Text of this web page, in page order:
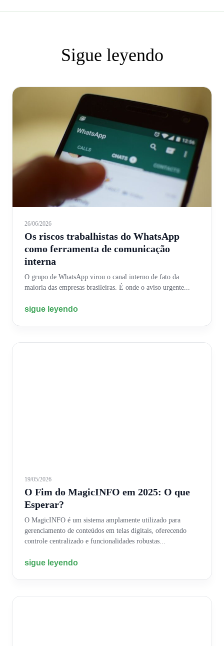
Sigue leyendo
26/06/2026
Os riscos trabalhistas do WhatsApp
como ferramenta de comunicação
interna
O grupo de WhatsApp virou o canal interno de fato da
maioria das empresas brasileiras. É onde o aviso urgente...
sigue leyendo
19/05/2026
O Fim do MagicINFO em 2025: O que
Esperar?
O MagicINFO é um sistema amplamente utilizado para
gerenciamento de conteúdos em telas digitais, oferecendo
controle centralizado e funcionalidades robustas...
sigue leyendo